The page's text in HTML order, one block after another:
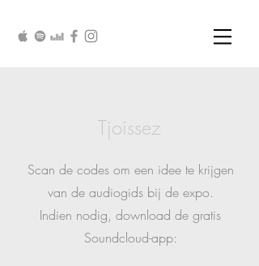
Tjoissez
Scan de codes om een idee te krijgen
van de audiogids bij de expo.
Indien nodig, download de gratis
Soundcloud-app: